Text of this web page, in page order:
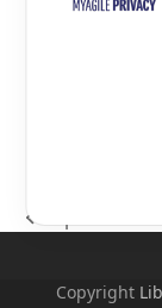
post
Copyright